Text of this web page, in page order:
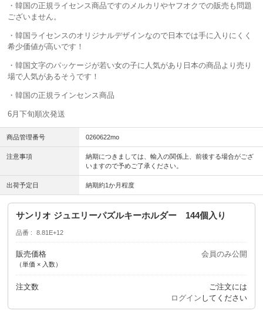
・韓国の正規ライセンス商品ですのメルカリやヤフオクでの販売も問題
ございません。
・韓国ライセンスのオリジナルデザインなので日本では手に入りにくく
希少価値が高いです！
・韓国文字のパッケージが若い女の子に人気があり日本の商品より売り
場で人気があるそうです！
・韓国の正規ラインセンス商品
6月下旬順次発送
商品管理番号 0260622mo
注意事項
納期につきましては、輸入の関係上、前後する場合がござ
いますので予めご了承ください。
出荷予定日 納期約1か月程度
サンリオ ジュエリーパズルキーホルダー 144個入り
品番 8.81E+12
販売価格
（単価 × 入数）
会員のみ公開
注文数
ご注文には
ログイン してください